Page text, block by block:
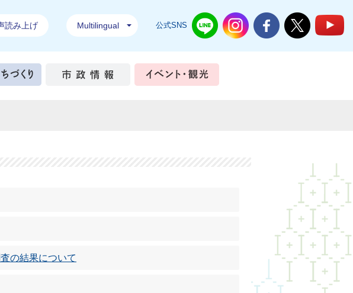
読み上げ Multilingual 公式SNS 結城市公式LINE結城市公式Instagram
結城市公式Facebook
結城市公式
育 産業・まちづくり 市政情報
の結果について